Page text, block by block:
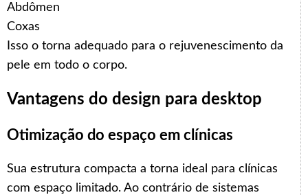
Abdômen
Coxas
Isso o torna adequado para o rejuvenescimento da
pele em todo o corpo.
Vantagens do design para desktop
Otimização do espaço em clínicas
Sua estrutura compacta a torna ideal para clínicas
com espaço limitado. Ao contrário de sistemas